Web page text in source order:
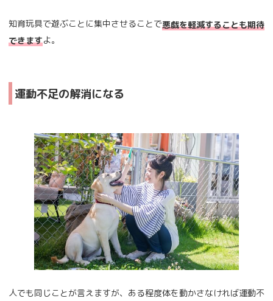
知育玩具で遊ぶことに集中させることで悪戯を軽減することも期待
できますよ。
運動不足の解消になる
人でも同じことが言えますが、ある程度体を動かさなければ運動不